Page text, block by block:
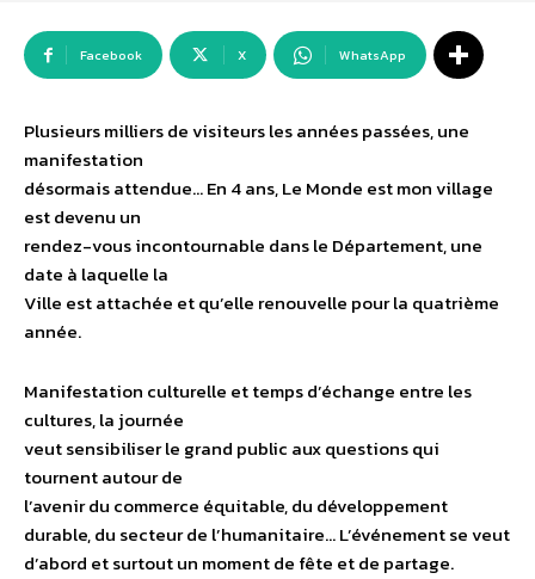
Facebook X WhatsApp
Plusieurs milliers de visiteurs les années passées, une
manifestation
désormais attendue… En 4 ans, Le Monde est mon village
est devenu un
rendez-vous incontournable dans le Département, une
date à laquelle la
Ville est attachée et qu’elle renouvelle pour la quatrième
année.
Manifestation culturelle et temps d’échange entre les
cultures, la journée
veut sensibiliser le grand public aux questions qui
tournent autour de
l’avenir du commerce équitable, du développement
durable, du secteur de l’humanitaire… L’événement se veut
d’abord et surtout un moment de fête et de partage.